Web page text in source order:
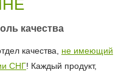
качества
качества, не имеющий
СНГ! Каждый продукт,